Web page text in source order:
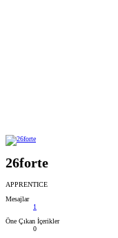
26forte
APPRENTICE
Mesajlar
1
Öne Çıkan İçerikler
0